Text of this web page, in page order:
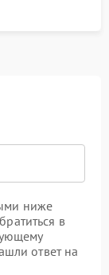
ниже
в
ответ на